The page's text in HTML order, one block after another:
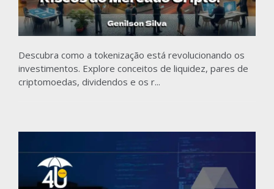
Descubra como a tokenização está revolucionando os
investimentos. Explore conceitos de liquidez, pares de
criptomoedas, dividendos e os r...